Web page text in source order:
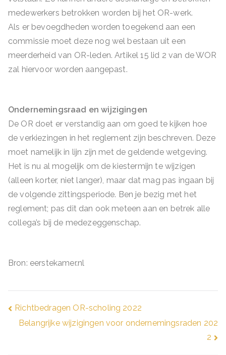
medewerkers betrokken worden bij het OR-werk.
Als er bevoegdheden worden toegekend aan een
commissie moet deze nog wel bestaan uit een
meerderheid van OR-leden. Artikel 15 lid 2 van de WOR
zal hiervoor worden aangepast.
Ondernemingsraad en wijzigingen
De OR doet er verstandig aan om goed te kijken hoe
de verkiezingen in het reglement zijn beschreven. Deze
moet namelijk in lijn zijn met de geldende wetgeving.
Het is nu al mogelijk om de kiestermijn te wijzigen
(alleen korter, niet langer), maar dat mag pas ingaan bij
de volgende zittingsperiode. Ben je bezig met het
reglement; pas dit dan ook meteen aan en betrek alle
collega’s bij de medezeggenschap.
Bron: eerstekamer.nl
Bericht
navigatie
Richtbedragen OR-scholing 2022
Belangrijke wijzigingen voor ondernemingsraden 202
2